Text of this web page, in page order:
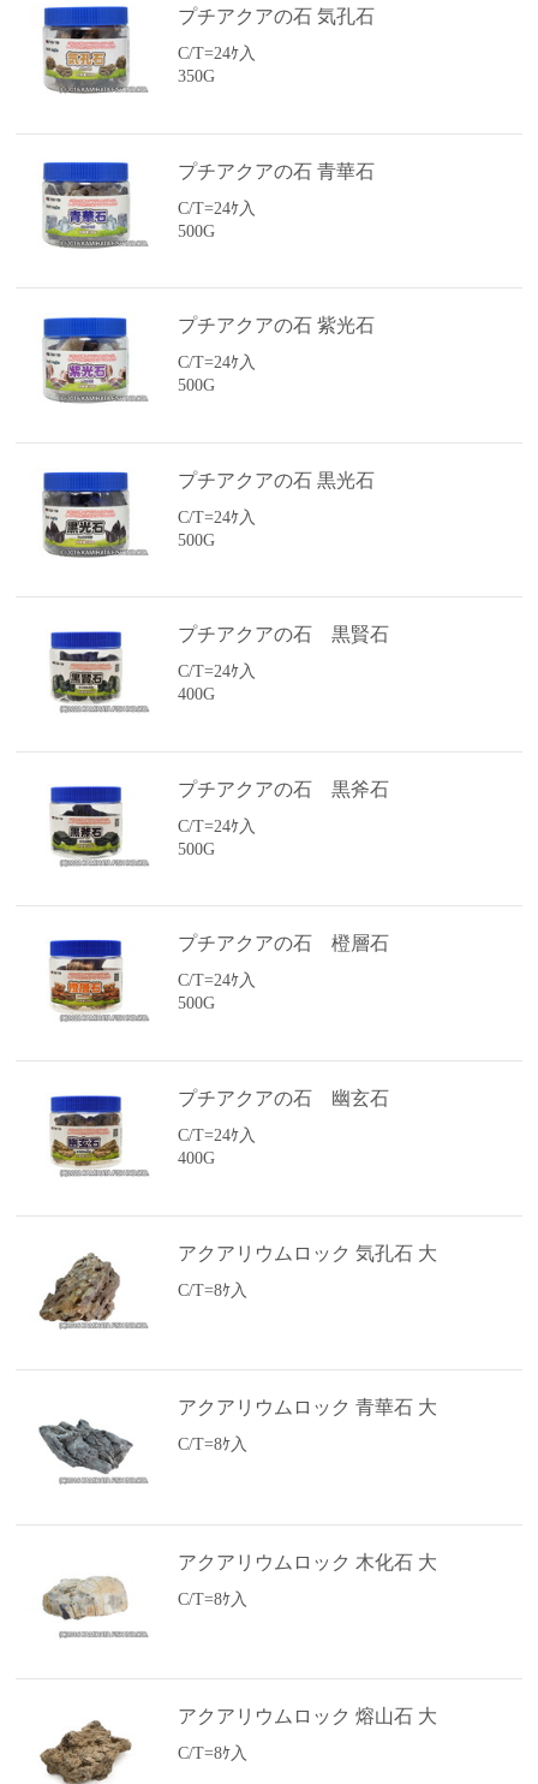
プチアクアの石 気孔石
C/T=24ｹ入
350G
プチアクアの石 青華石
C/T=24ｹ入
500G
プチアクアの石 紫光石
C/T=24ｹ入
500G
プチアクアの石 黒光石
C/T=24ｹ入
500G
プチアクアの石 黒賢石
C/T=24ｹ入
400G
プチアクアの石 黒斧石
C/T=24ｹ入
500G
プチアクアの石 橙層石
C/T=24ｹ入
500G
プチアクアの石 幽玄石
C/T=24ｹ入
400G
アクアリウムロック 気孔石 大
C/T=8ｹ入
アクアリウムロック 青華石 大
C/T=8ｹ入
アクアリウムロック 木化石 大
C/T=8ｹ入
アクアリウムロック 熔山石 大
C/T=8ｹ入